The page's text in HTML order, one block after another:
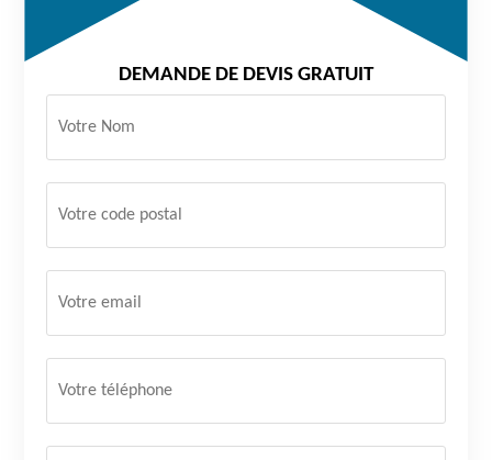
DEMANDE DE DEVIS GRATUIT